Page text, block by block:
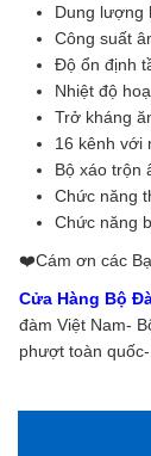
Dung lượng
Công suất
Độ ổn định
Nhiệt độ
Trở kháng
16 kênh với
Bộ xáo trộn
Chức năng
Chức năng
❤️️Cám ơn các
Cửa Hàng Bộ
đàm Việt Nam-
phượt toàn